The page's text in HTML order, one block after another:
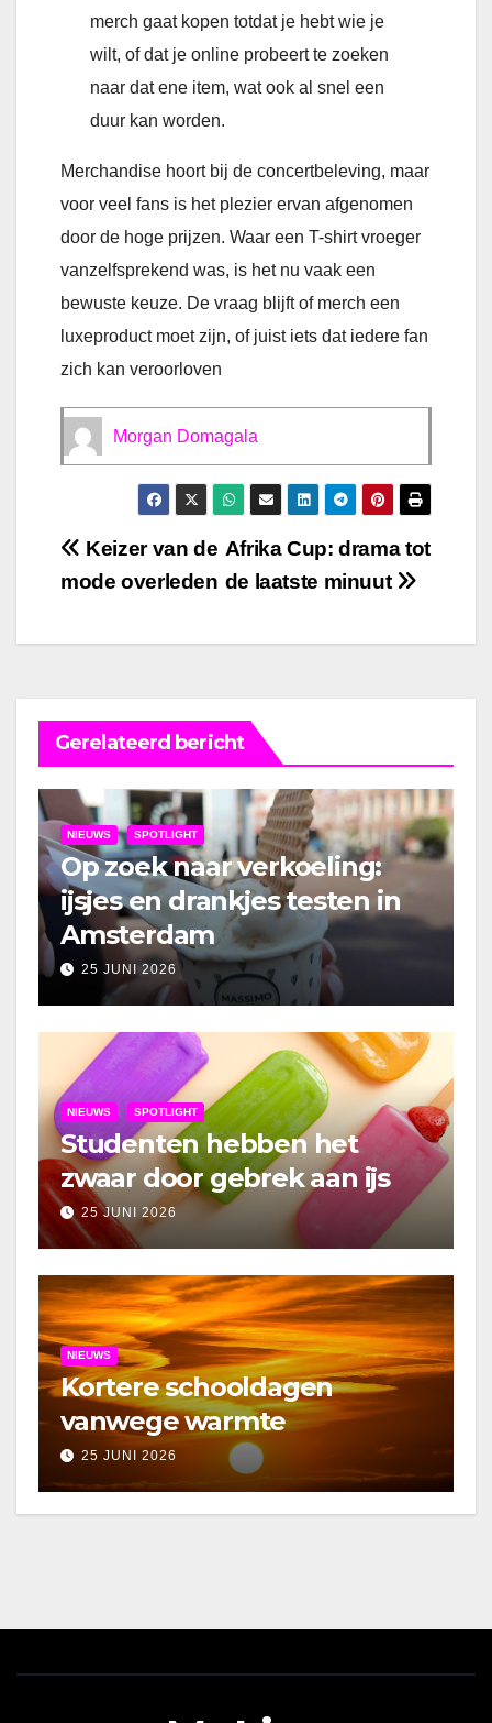
merch gaat kopen totdat je hebt wie je
wilt, of dat je online probeert te zoeken
naar dat ene item, wat ook al snel een
duur kan worden.
Merchandise hoort bij de concertbeleving, maar
voor veel fans is het plezier ervan afgenomen
door de hoge prijzen. Waar een T-shirt vroeger
vanzelfsprekend was, is het nu vaak een
bewuste keuze. De vraag blijft of merch een
luxeproduct moet zijn, of juist iets dat iedere fan
zich kan veroorloven
Morgan Domagala
Bericht
navigatie
Afrika Cup: drama tot
de laatste minuut
Keizer van de
mode overleden
Gerelateerd bericht
NIEUWS SPOTLIGHT
Op zoek naar verkoeling:
ijsjes en drankjes testen in
Amsterdam
25 JUNI 2026
NIEUWS SPOTLIGHT
Studenten hebben het
zwaar door gebrek aan ijs
25 JUNI 2026
NIEUWS
Kortere schooldagen
vanwege warmte
25 JUNI 2026